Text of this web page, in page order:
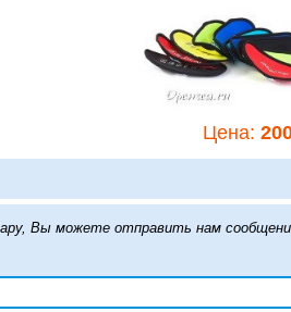
Цена:
Вы можете отправить нам